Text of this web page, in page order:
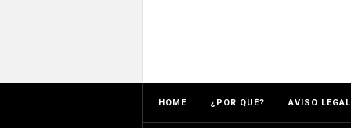
HOME ¿POR QUÉ? AVISO LEGAL